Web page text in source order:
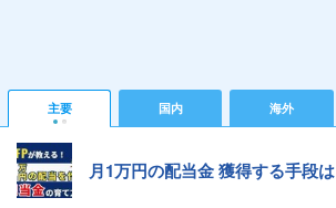
主要 国内 海外
月1万円の配当金 獲得する手段は